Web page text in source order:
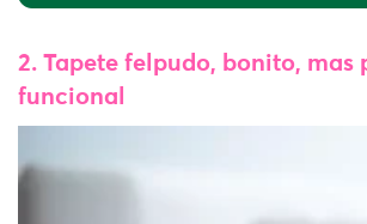
2. Tapete felpudo, bonito, mas
funcional